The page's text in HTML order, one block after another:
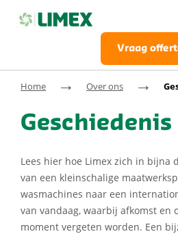
Vraag
Home → Over ons →
Geschiedenis
Lees hier hoe Limex zich in bijna
van een kleinschalige
wasmachines naar een
van vandaag, waarbij afkomst en
moment vergeten worden. Een